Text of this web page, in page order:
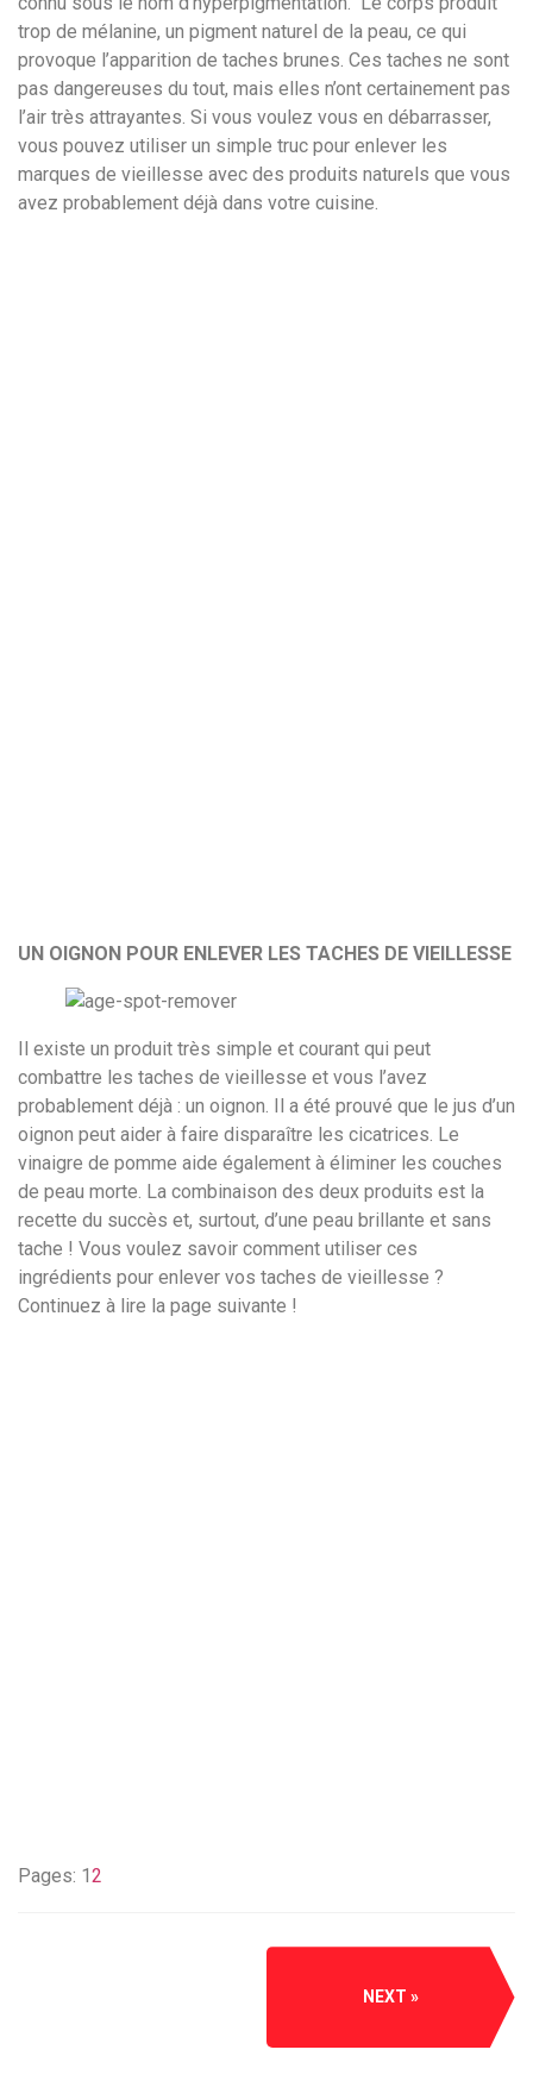
trop de mélanine, un pigment naturel de la peau, ce qui
provoque l’apparition de taches brunes. Ces taches ne sont
pas dangereuses du tout, mais elles n’ont certainement pas
l’air très attrayantes. Si vous voulez vous en débarrasser,
vous pouvez utiliser un simple truc pour enlever les
marques de vieillesse avec des produits naturels que vous
avez probablement déjà dans votre cuisine.
UN OIGNON POUR ENLEVER LES TACHES DE VIEILLESSE
Il existe un produit très simple et courant qui peut
combattre les taches de vieillesse et vous l’avez
probablement déjà : un oignon. Il a été prouvé que le jus d’un
oignon peut aider à faire disparaître les cicatrices. Le
vinaigre de pomme aide également à éliminer les couches
de peau morte. La combinaison des deux produits est la
recette du succès et, surtout, d’une peau brillante et sans
tache ! Vous voulez savoir comment utiliser ces
ingrédients pour enlever vos taches de vieillesse ?
Continuez à lire la page suivante !
Pages: 1 2
NEXT